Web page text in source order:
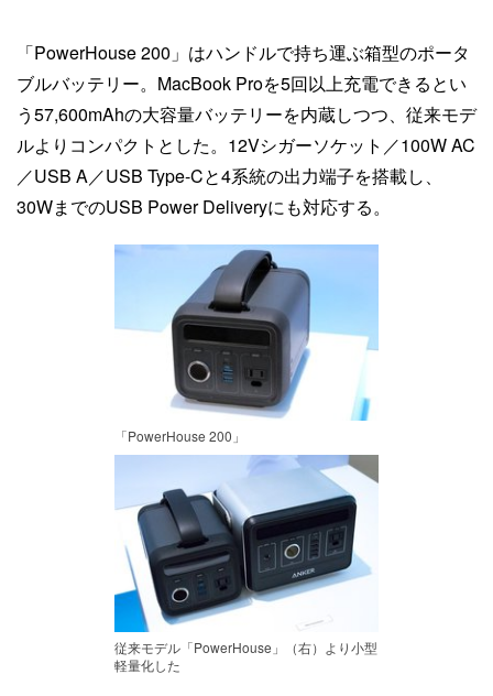
「PowerHouse 200」はハンドルで持ち運ぶ箱型のポータ
ブルバッテリー。MacBook Proを5回以上充電できるとい
う57,600mAhの大容量バッテリーを内蔵しつつ、従来モデ
ルよりコンパクトとした。12Vシガーソケット／100W AC
／USB A／USB Type-Cと4系統の出力端子を搭載し、
30WまでのUSB Power Deliveryにも対応する。
「PowerHouse 200」
従来モデル「PowerHouse」（右）より小型
軽量化した